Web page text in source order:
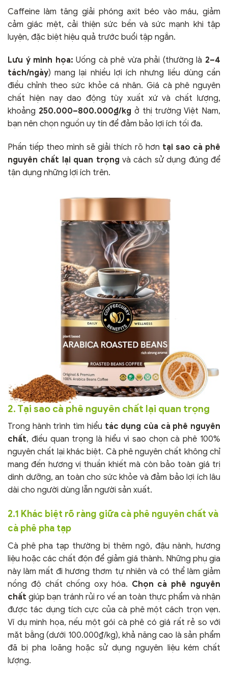
Caffeine làm tăng giải phóng axit béo vào máu, giảm
cảm giác mệt, cải thiện sức bền và sức mạnh khi tập
luyện, đặc biệt hiệu quả trước buổi tập ngắn.
Lưu ý minh họa: Uống cà phê vừa phải (thường là 2–4
tách/ngày) mang lại nhiều lợi ích nhưng liều dùng cần
điều chỉnh theo sức khỏe cá nhân. Giá cà phê nguyên
chất hiện nay dao động tùy xuất xứ và chất lượng,
khoảng 250.000–800.000₫/kg ở thị trường Việt Nam,
bạn nên chọn nguồn uy tín để đảm bảo lợi ích tối đa.
Phần tiếp theo mình sẽ giải thích rõ hơn tại sao cà phê
nguyên chất lại quan trọng và cách sử dụng đúng để
tận dụng những lợi ích trên.
2. Tại sao cà phê nguyên chất lại quan trọng
Trong hành trình tìm hiểu tác dụng của cà phê nguyên
chất, điều quan trọng là hiểu vì sao chọn cà phê 100%
nguyên chất lại khác biệt. Cà phê nguyên chất không chỉ
mang đến hương vị thuần khiết mà còn bảo toàn giá trị
dinh dưỡng, an toàn cho sức khỏe và đảm bảo lợi ích lâu
dài cho người dùng lẫn người sản xuất.
2.1 Khác biệt rõ ràng giữa cà phê nguyên chất và
cà phê pha tạp
Cà phê pha tạp thường bị thêm ngô, đậu nành, hương
liệu hoặc các chất độn để giảm giá thành. Những phụ gia
này làm mất đi hương thơm tự nhiên và có thể làm giảm
nồng độ chất chống oxy hóa. Chọn cà phê nguyên
chất giúp bạn tránh rủi ro về an toàn thực phẩm và nhận
được tác dụng tích cực của cà phê một cách trọn vẹn.
Ví dụ minh họa, nếu một gói cà phê có giá rất rẻ so với
mặt bằng (dưới 100.000₫/kg), khả năng cao là sản phẩm
đã bị pha loãng hoặc sử dụng nguyên liệu kém chất
lượng.